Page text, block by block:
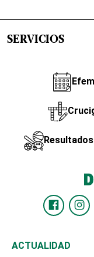
SERVICIOS
ACTUALIDAD